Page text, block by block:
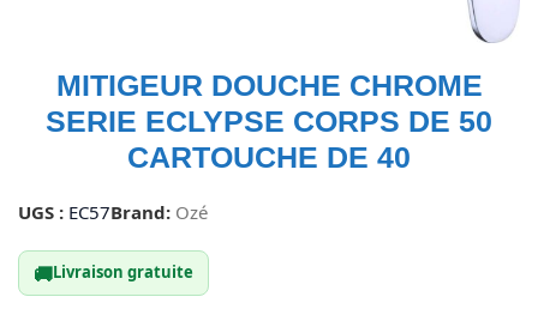
MITIGEUR DOUCHE CHROME
SERIE ECLYPSE CORPS DE 50
CARTOUCHE DE 40
UGS : EC57Brand: Ozé
🚚Livraison gratuite